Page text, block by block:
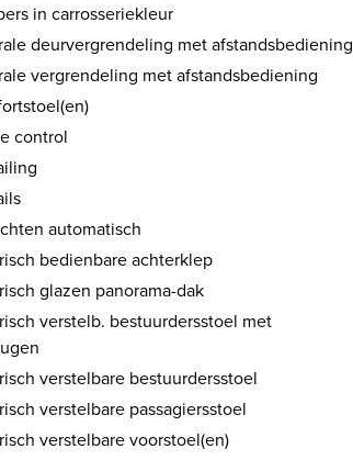
in carrosseriekleur
deurvergrendeling met afstandsbediening
vergrendeling met afstandsbediening
control
automatisch
bedienbare achterklep
glazen panorama-dak
verstelb. bestuurdersstoel met
verstelbare bestuurdersstoel
verstelbare passagiersstoel
verstelbare voorstoel(en)